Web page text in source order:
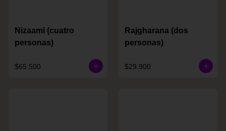
Nizaami (cuatro
personas)
$65.500
Rajgharana (dos
personas)
$29.900